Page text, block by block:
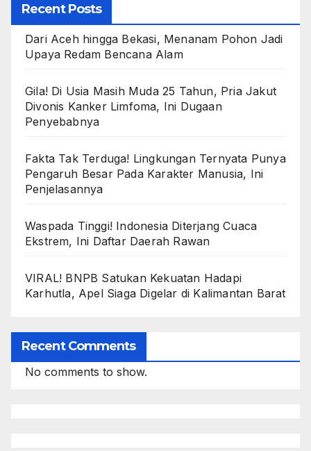
Recent Posts
Dari Aceh hingga Bekasi, Menanam Pohon Jadi
Upaya Redam Bencana Alam
Gila! Di Usia Masih Muda 25 Tahun, Pria Jakut
Divonis Kanker Limfoma, Ini Dugaan
Penyebabnya
Fakta Tak Terduga! Lingkungan Ternyata Punya
Pengaruh Besar Pada Karakter Manusia, Ini
Penjelasannya
Waspada Tinggi! Indonesia Diterjang Cuaca
Ekstrem, Ini Daftar Daerah Rawan
VIRAL! BNPB Satukan Kekuatan Hadapi
Karhutla, Apel Siaga Digelar di Kalimantan Barat
Recent Comments
No comments to show.